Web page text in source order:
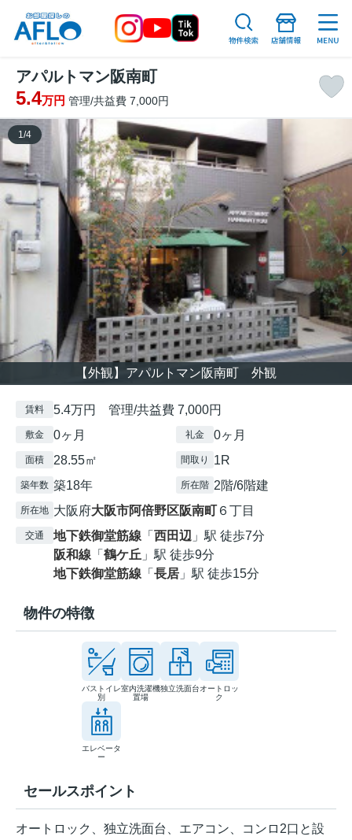
アパルトマン阪南町
5.4万円 管理/共益費 7,000円
【外観】アパルトマン阪南町 外観
1 /4
賃料 5.4万円 管理/共益費 7,000円
敷金 0ヶ月 礼金 0ヶ月
面積 28.55㎡ 間取り 1R
築年数 築18年 所在階 2階/6階建
所在地 大阪府大阪市阿倍野区阪南町 ６丁目
交通 地下鉄御堂筋線 「 西田辺 」駅 徒歩7分
阪和線 「 鶴ケ丘 」駅 徒歩9分
地下鉄御堂筋線 「 長居 」駅 徒歩15分
物件の特徴
バストイレ
別
室内洗濯機
置場
独立洗面台オートロッ
ク
エレベータ
ー
セールスポイント
オートロック、独立洗面台、エアコン、コンロ2口と設